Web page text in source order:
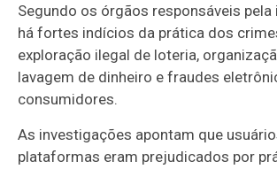
Segundo os órgãos responsáveis pela
há fortes indícios da prática dos
exploração ilegal de loteria,
lavagem de dinheiro e fraudes
consumidores.
As investigações apontam que
plataformas eram prejudicados por